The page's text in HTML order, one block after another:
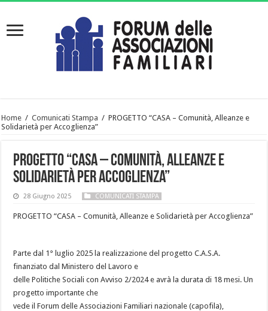
Home / Comunicati Stampa / PROGETTO “CASA – Comunità, Alleanze e
Solidarietà per Accoglienza”
PROGETTO “CASA – Comunità, Alleanze e
Solidarietà per Accoglienza”
28 Giugno 2025 COMUNICATI STAMPA
PROGETTO “CASA – Comunità, Alleanze e Solidarietà per Accoglienza”
Parte dal 1° luglio 2025 la realizzazione del progetto C.A.S.A.
finanziato dal Ministero del Lavoro e
delle Politiche Sociali con Avviso 2/2024 e avrà la durata di 18 mesi. Un
progetto importante che
vede il Forum delle Associazioni Familiari nazionale (capofila),